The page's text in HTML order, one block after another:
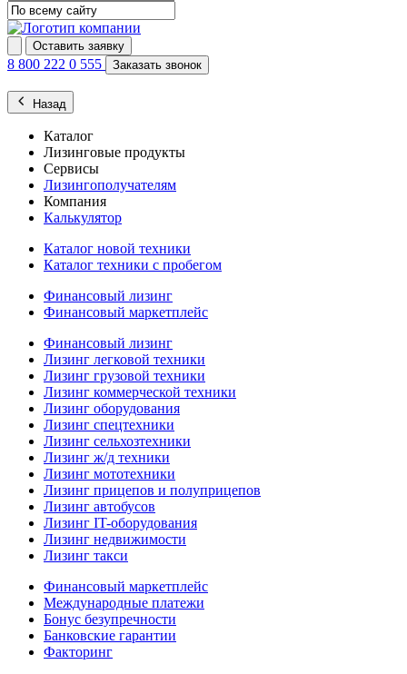
Оставить заявку
8 800 222 0 555 Заказать звонок
Назад
Каталог
Лизинговые продукты
Сервисы
Лизингополучателям
Компания
Калькулятор
Каталог новой техники
Каталог техники с пробегом
Финансовый лизинг
Финансовый маркетплейс
Финансовый лизинг
Лизинг легковой техники
Лизинг грузовой техники
Лизинг коммерческой техники
Лизинг оборудования
Лизинг спецтехники
Лизинг сельхозтехники
Лизинг ж/д техники
Лизинг мототехники
Лизинг прицепов и полуприцепов
Лизинг автобусов
Лизинг IT-оборудования
Лизинг недвижимости
Лизинг такси
Финансовый маркетплейс
Международные платежи
Бонус безупречности
Банковские гарантии
Факторинг